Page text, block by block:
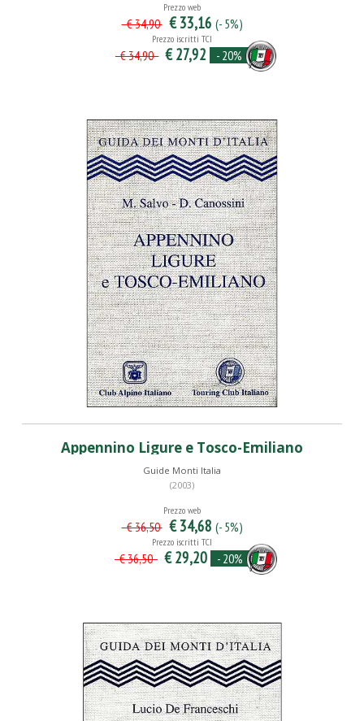
Prezzo web
€ 34,90 € 33,16 (- 5%)
Prezzo iscritti TCI
€ 34,90 € 27,92 - 20%
Appennino Ligure e Tosco-Emiliano
Guide Monti Italia
(2003)
Prezzo web
€ 36,50 € 34,68 (- 5%)
Prezzo iscritti TCI
€ 36,50 € 29,20 - 20%